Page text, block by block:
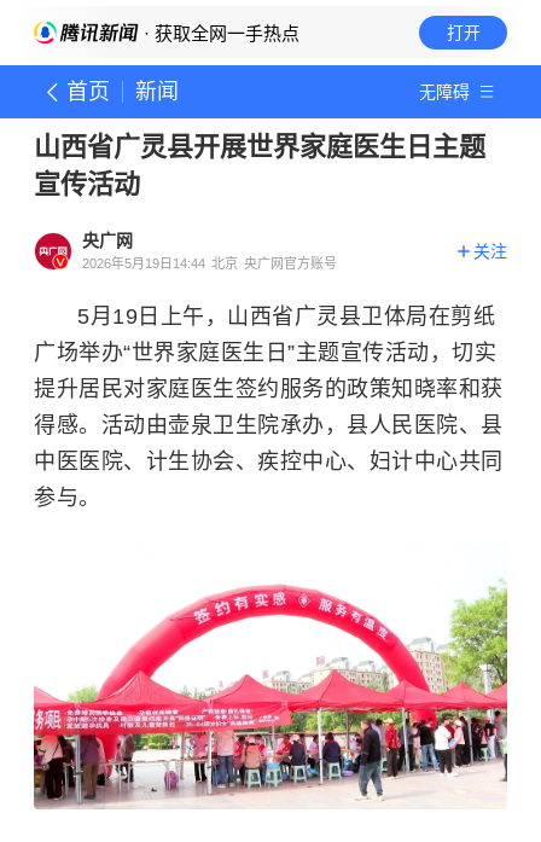
· 获取全网一手热点 打开
首页 新闻 无障碍
山西省广灵县开展世界家庭医生日主题
宣传活动
央广网
2026年5月19日14:44 北京 央广网官方账号
关注
5月19日上午，山西省广灵县卫体局在剪纸
广场举办“世界家庭医生日”主题宣传活动，切实
提升居民对家庭医生签约服务的政策知晓率和获
得感。活动由壶泉卫生院承办，县人民医院、县
中医医院、计生协会、疾控中心、妇计中心共同
参与。